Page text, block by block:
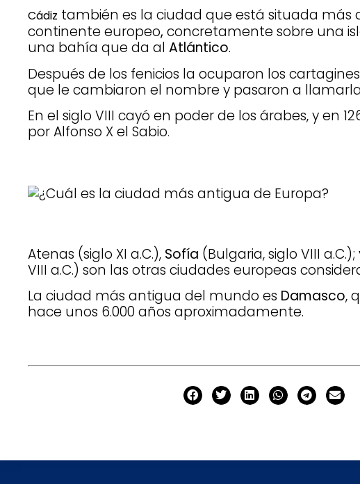
Cádiz también es la ciudad que está situada más
continente europeo, concretamente sobre una
una bahía que da al Atlántico.
Después de los fenicios la ocuparon los
que le cambiaron el nombre y pasaron a llamarla
En el siglo VIII cayó en poder de los árabes, y en
por Alfonso X el Sabio.
Atenas (siglo XI a.C.), Sofía (Bulgaria, siglo VIII a.C.);
VIII a.C.) son las otras ciudades europeas
La ciudad más antigua del mundo es Damasco,
hace unos 6.000 años aproximadamente.